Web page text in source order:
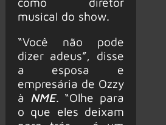
musical do show.
“Você não pode
dizer adeus”, disse
a esposa e
empresária de Ozzy
à NME. “Olhe para
o que eles deixam